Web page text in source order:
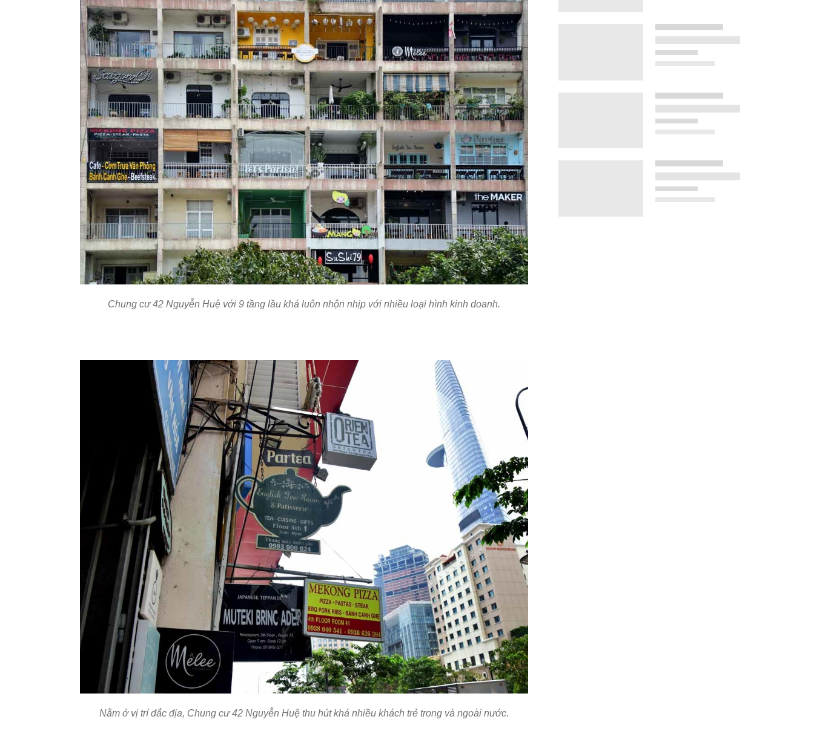
Chung cư 42 Nguyễn Huệ với 9 tầng lầu khá luôn nhộn nhịp với nhiều loại hình kinh doanh.
Nằm ở vị trí đắc địa, Chung cư 42 Nguyễn Huệ thu hút khá nhiều khách trẻ trong và ngoài nước.